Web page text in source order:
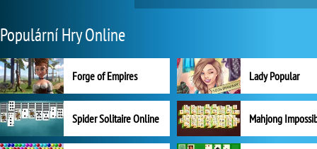
Populární Hry Online
Forge of Empires Lady Popular
Spider Solitaire Online Mahjong